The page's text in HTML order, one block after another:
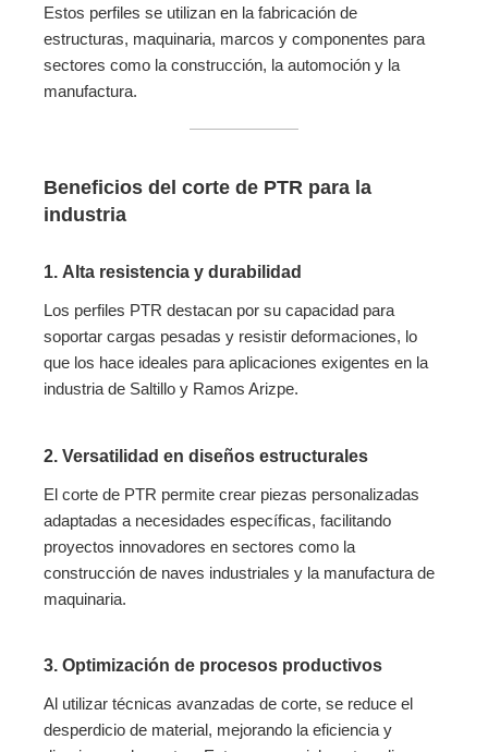
Estos perfiles se utilizan en la fabricación de
estructuras, maquinaria, marcos y componentes para
sectores como la construcción, la automoción y la
manufactura.
Beneficios del corte de PTR para la
industria
1. Alta resistencia y durabilidad
Los perfiles PTR destacan por su capacidad para
soportar cargas pesadas y resistir deformaciones, lo
que los hace ideales para aplicaciones exigentes en la
industria de Saltillo y Ramos Arizpe.
2. Versatilidad en diseños estructurales
El corte de PTR permite crear piezas personalizadas
adaptadas a necesidades específicas, facilitando
proyectos innovadores en sectores como la
construcción de naves industriales y la manufactura de
maquinaria.
3. Optimización de procesos productivos
Al utilizar técnicas avanzadas de corte, se reduce el
desperdicio de material, mejorando la eficiencia y